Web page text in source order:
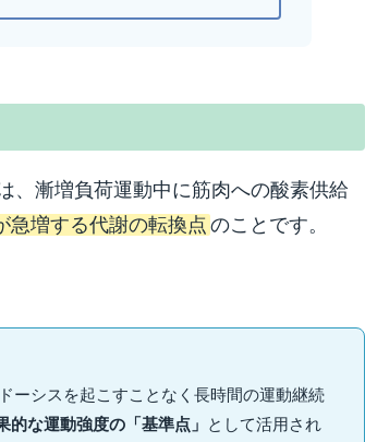
、漸増負荷運動中に筋肉への酸素供給
急増する代謝の転換点 のことです。
ーシスを起こすことなく長時間の運動継続
的な運動強度の「基準点」 として活用され